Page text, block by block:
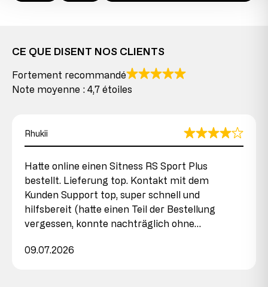
CE QUE DISENT NOS CLIENTS
Fortement recommandé
Note moyenne : 4,7 étoiles
Rhukii
Hatte online einen Sitness RS Sport Plus
bestellt. Lieferung top. Kontakt mit dem
Kunden Support top, super schnell und
hilfsbereit (hatte einen Teil der Bestellung
vergessen, konnte nachträglich ohne…
09.07.2026